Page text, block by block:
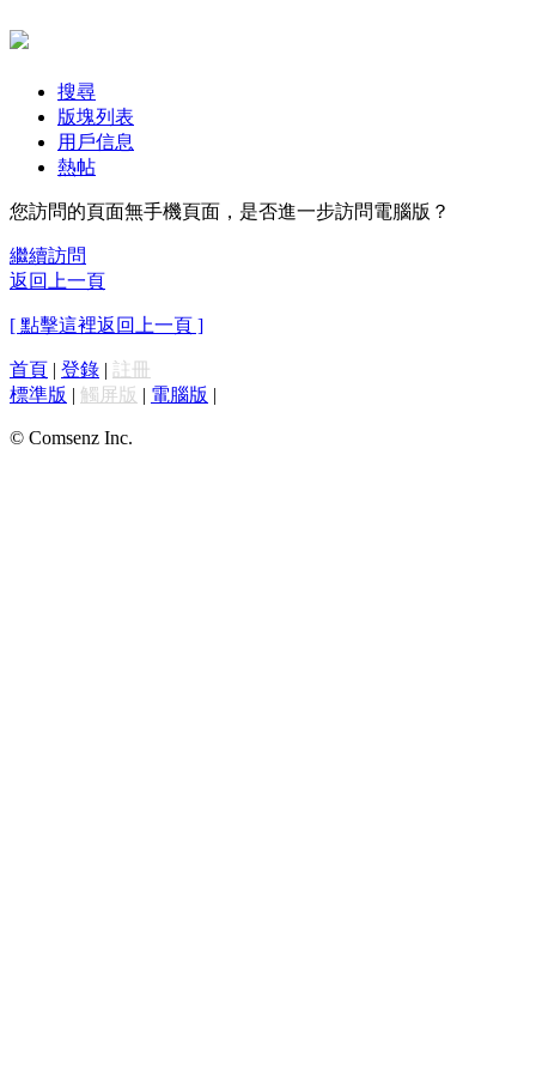
搜尋
版塊列表
用戶信息
熱帖
您訪問的頁面無手機頁面，是否進一步訪問電腦版？
繼續訪問
返回上一頁
[ 點擊這裡返回上一頁 ]
首頁 | 登錄 | 註冊
標準版 | 觸屏版 | 電腦版 |
© Comsenz Inc.